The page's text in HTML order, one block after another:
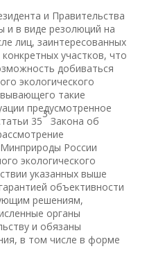
и Правительства
в виде резолюций на
лиц, заинтересованных
участков, что
добиваться
экологического
такие
предусмотренное
35
3
Закона об
России
экологического
указанных выше
объективности
решениям,
органы
и обязаны
в том числе в форме